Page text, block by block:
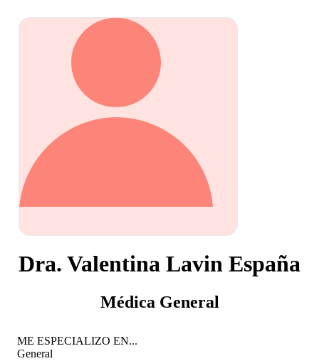
Dra. Valentina Lavin España
Médica General
ME ESPECIALIZO EN...
General